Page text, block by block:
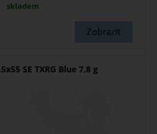
skladem
Zobrazit
SE TXRG Blue 7,8 g